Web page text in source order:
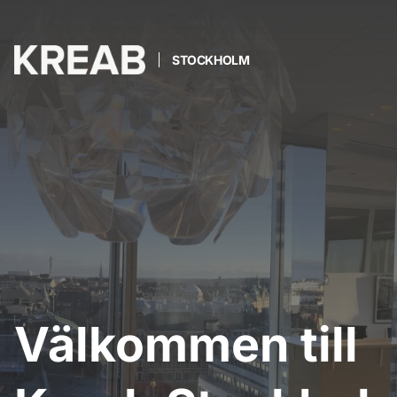
STOCKHOLM
Välkommen till